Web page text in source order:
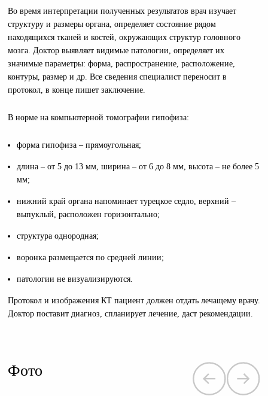
Во время интерпретации полученных результатов врач изучает
структуру и размеры органа, определяет состояние рядом
находящихся тканей и костей, окружающих структур головного
мозга. Доктор выявляет видимые патологии, определяет их
значимые параметры: форма, распространение, расположение,
контуры, размер и др. Все сведения специалист переносит в
протокол, в конце пишет заключение.
В норме на компьютерной томографии гипофиза:
форма гипофиза – прямоугольная;
длина – от 5 до 13 мм, ширина – от 6 до 8 мм, высота – не более 5
мм;
нижний край органа напоминает турецкое седло, верхний –
выпуклый, расположен горизонтально;
структура однородная;
воронка размещается по средней линии;
патологии не визуализируются.
Протокол и изображения КТ пациент должен отдать лечащему врачу.
Доктор поставит диагноз, спланирует лечение, даст рекомендации.
Фото